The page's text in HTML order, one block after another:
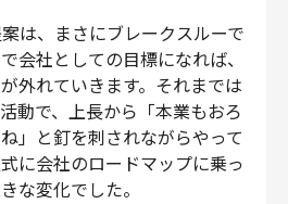
案は、まさにブレークスルーで
会社としての目標になれば、
外れていきます。それまでは
動で、上長から「本業もおろ
」と釘を刺されながらやって
に会社のロードマップに乗っ
な変化でした。